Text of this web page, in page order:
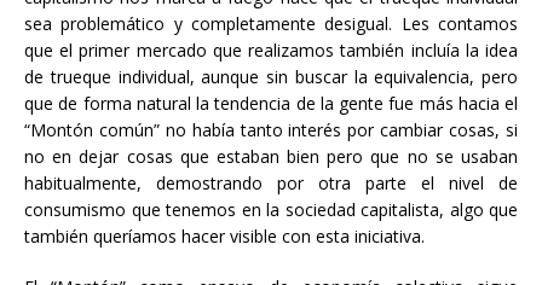
sea problemático y completamente desigual. Les contamos
que el primer mercado que realizamos también incluía la idea
de trueque individual, aunque sin buscar la equivalencia, pero
que de forma natural la tendencia de la gente fue más hacia el
“Montón común” no había tanto interés por cambiar cosas, si
no en dejar cosas que estaban bien pero que no se usaban
habitualmente, demostrando por otra parte el nivel de
consumismo que tenemos en la sociedad capitalista, algo que
también queríamos hacer visible con esta iniciativa.